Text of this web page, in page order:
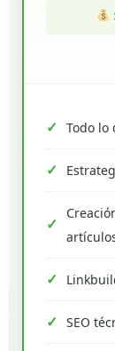
Todo lo
SEO